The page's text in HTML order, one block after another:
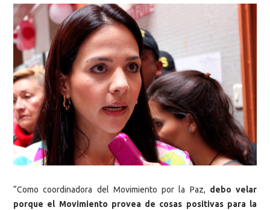
“Como coordinadora del Movimiento por la Paz, debo velar
porque el Movimiento provea de cosas positivas para la